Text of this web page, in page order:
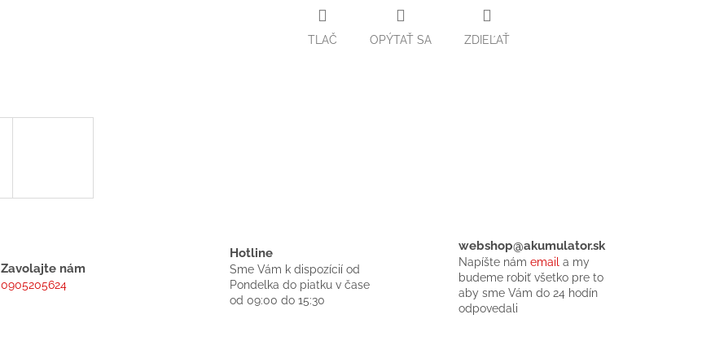
TLAČ OPÝTAŤ SA ZDIEĽAŤ
Zavolajte nám
0905205624
Hotline
Sme Vám k dispozícií od
Pondelka do piatku v čase
od 09:00 do 15:30
webshop@akumulator.sk
Napíšte nám email a my
budeme robiť všetko pre to
aby sme Vám do 24 hodín
odpovedali